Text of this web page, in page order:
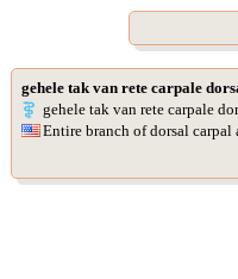
gehele tak van rete carpale
gehele tak van rete carpale
Entire branch of dorsal carpal